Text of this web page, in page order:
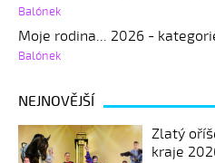
Balónek
Moje rodina... 2026 -
Balónek
NEJNOVĚJŠÍ
Zlatý
kraje